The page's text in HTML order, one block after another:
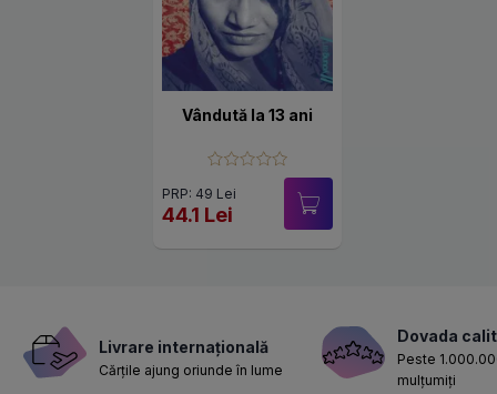
Vândută la 13 ani
PRP: 49 Lei
44.1 Lei
Livrare internațională
Cărțile ajung oriunde în lume
Dovada
Peste
mulțumiți